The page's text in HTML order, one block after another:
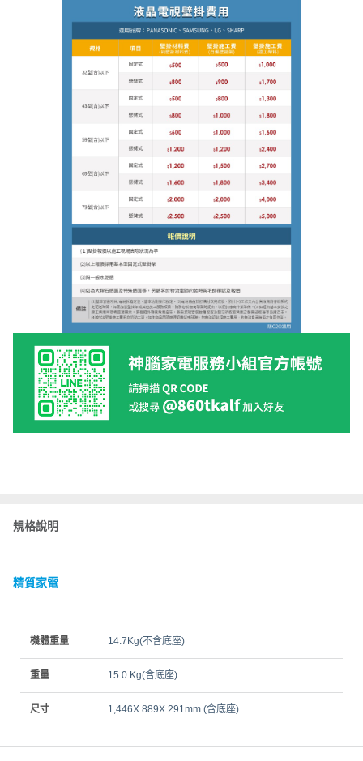
規格說明
精質家電
機體重量 14.7Kg(不含底座)
重量 15.0 Kg(含底座)
尺寸 1,446X 889X 291mm (含底座)